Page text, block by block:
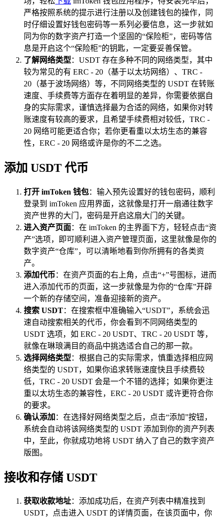
严格按照系统的提示进行注册以及创建钱包的操作，同
时仔细设置好钱包密码等一系列必要信息，这一步就如
同为你的数字资产打造一个坚固的“保险柜”，密码等信
息是开启这个“保险柜”的钥匙，一定要妥善保管。
了解网络类型 ：USDT 存在多种不同的网络类型，其中
较为常见的有 ERC - 20（基于以太坊网络）、TRC -
20（基于波场网络）等，不同网络类型的 USDT 在转账
速度、手续费等方面存在着明显的差异，你需要依据自
身的实际需求，谨慎选择最为合适的网络，如果你对转
账速度有较高的要求，且希望手续费相对较低，TRC -
20 网络可能更适合你；若你更看重以太坊生态的兼容
性，ERC - 20 网络或许是你的不二之选。
添加 USDT 代币
打开 imToken 钱包：输入预先设置好的钱包密码，顺利
登录到 imToken 应用界面，这就像是打开一扇通往数字
资产世界的大门，密码是开启这扇大门的关键。
进入资产页面：在 imToken 的主界面下方，轻轻点击“资
产”选项，即可顺利进入资产管理页面，这里就像是你的
数字资产“仓库”，可以清晰地看到你所拥有的各类资
产。
添加代币 ：在资产页面的右上角，点击“+”号图标，进而
进入添加代币的页面，这一步就像是为你的“仓库”开辟
一个新的存储空间，准备迎接新的资产。
搜索 USDT：在搜索框中准确输入“USDT”，系统会迅
速自动搜索相关的代币，你会看到不同网络类型的
USDT 选项，如 ERC - 20 USDT、TRC - 20 USDT 等，
就像在琳琅满目的商品中挑选适合自己的那一款。
选择网络类型 ：根据自己的实际需求，慎重选择相应网
络类型的 USDT，如果你追求转账速度快且手续费较
低，TRC - 20 USDT 会是一个不错的选择；如果你更注
重以太坊生态的兼容性，ERC - 20 USDT 或许更符合你
的要求。
确认添加 ：在选择好网络类型之后，点击“添加”按钮，
系统会自动将该网络类型的 USDT 添加到你的资产列表
中，至此，你就成功地将 USDT 纳入了自己的数字资产
版图。
接收和存储 USDT
获取收款地址：添加成功后，在资产列表中精准找到
USDT，点击进入 USDT 的详情页面，在该页面中，你